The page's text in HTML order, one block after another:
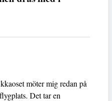
möter mig redan på
Det tar en